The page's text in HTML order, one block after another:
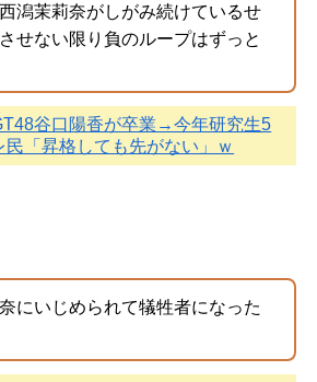
潟茉莉奈がしがみ続けているせ
せない限り負のループはずっと
谷口陽香が卒業→今年研究生5
民「昇格しても先がない」ｗ
にいじめられて犠牲者になった